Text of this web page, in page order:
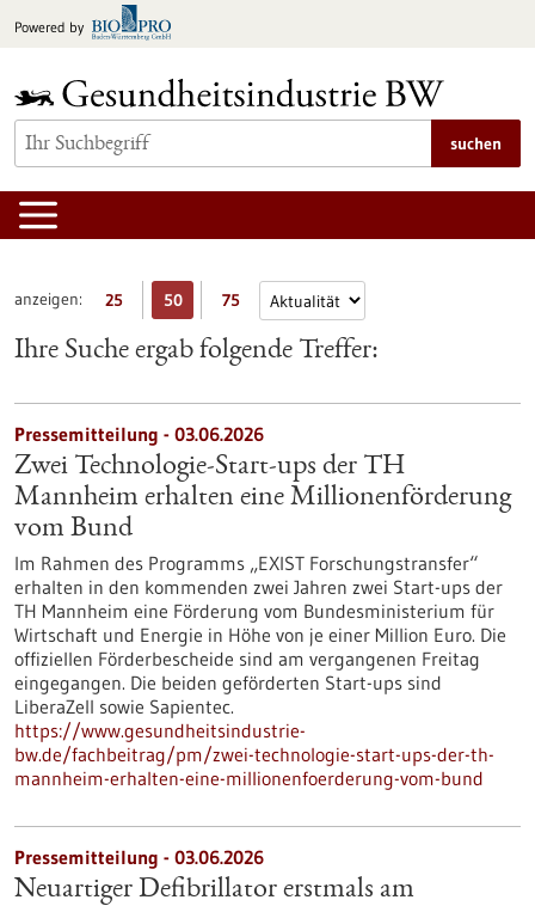
Inhalt
Powered by
suchen
anzeigen: 25 50 75
Ihre Suche ergab folgende Treffer:
Pressemitteilung - 03.06.2026
Zwei Technologie-Start-ups der TH
Mannheim erhalten eine Millionenförderung
vom Bund
Im Rahmen des Programms „EXIST Forschungstransfer“
erhalten in den kommenden zwei Jahren zwei Start-ups der
TH Mannheim eine Förderung vom Bundesministerium für
Wirtschaft und Energie in Höhe von je einer Million Euro. Die
offiziellen Förderbescheide sind am vergangenen Freitag
eingegangen. Die beiden geförderten Start-ups sind
LiberaZell sowie Sapientec.
https://www.gesundheitsindustrie-
bw.de/fachbeitrag/pm/zwei-technologie-start-ups-der-th-
mannheim-erhalten-eine-millionenfoerderung-vom-bund
Pressemitteilung - 03.06.2026
Neuartiger Defibrillator erstmals am